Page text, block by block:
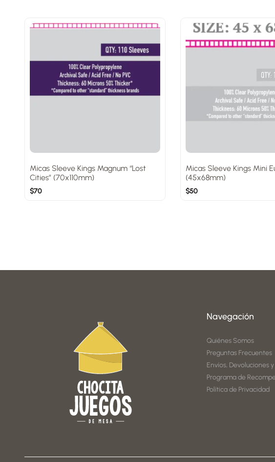
Micas Sleeve Kings Magnum “Lost
Cities” (70x110mm)
$70
Micas Sleeve Kings Mini
(45x68mm)
$50
Navegación
Quiénes Somos
Preguntas Frecuentes
Envíos, Devoluciones
Programa de
Política de Privacidad